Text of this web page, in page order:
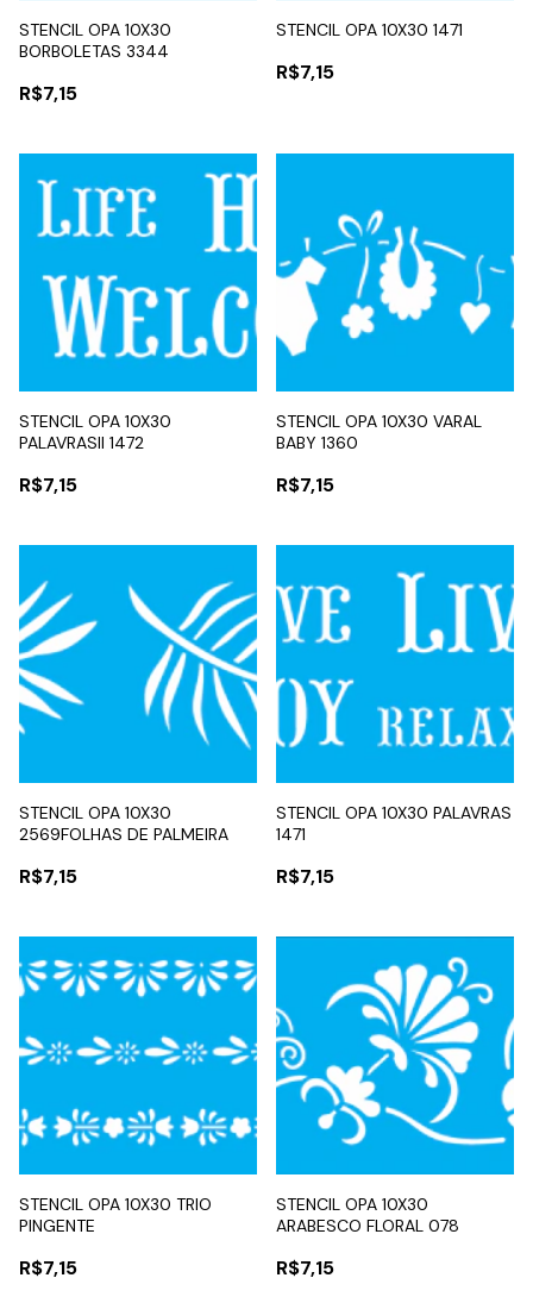
STENCIL OPA 10X30
BORBOLETAS 3344
R$7,15
STENCIL OPA 10X30 1471
R$7,15
STENCIL OPA 10X30
PALAVRASII 1472
R$7,15
STENCIL OPA 10X30 VARAL
BABY 1360
R$7,15
STENCIL OPA 10X30
2569FOLHAS DE PALMEIRA
R$7,15
STENCIL OPA 10X30 PALAVRAS
1471
R$7,15
STENCIL OPA 10X30 TRIO
PINGENTE
R$7,15
STENCIL OPA 10X30
ARABESCO FLORAL 078
R$7,15